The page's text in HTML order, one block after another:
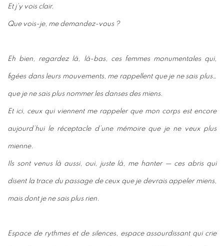
Et j’y vois clair.
Que vois-je, me demandez-vous ?
Eh bien, regardez là, là-bas, ces femmes monumentales qui,
figées dans leurs mouvements, me rappellent que je ne sais plus…
que je ne sais plus nommer les danses des miens.
Et ici, ceux qui viennent me rappeler que mon corps est encore
aujourd’hui le réceptacle d’une mémoire que je ne veux plus
mienne.
Ils sont venus là aussi, oui, juste là, me hanter — ces abris qui
disent la trace du passage de ceux que je devrais appeler miens,
mais dont je ne sais plus rien.
Espace de rythmes et de silences, espace assourdissant qui crie